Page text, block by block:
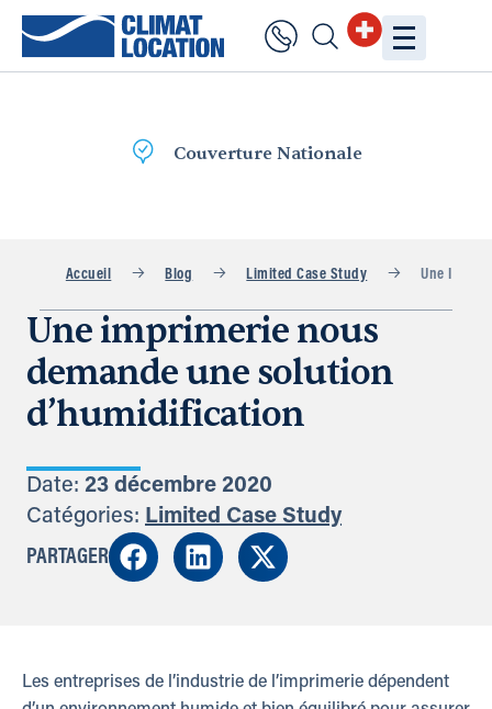
Livraison
Accueil Blog Limited Case Study Une
Une imprimerie nous
demande une solution
d’humidification
Date: 23 décembre 2020
Catégories: Limited Case Study
PARTAGER
Les entreprises de l’industrie de l’imprimerie dépendent